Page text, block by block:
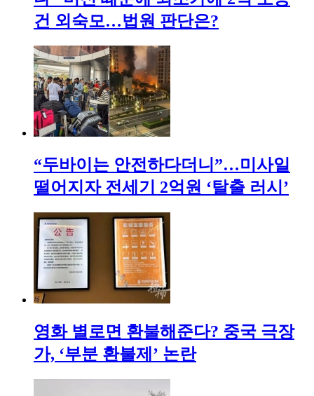
건 외숙모…법원 판단은?
“두바이는 안전하다더니”…미사일
떨어지자 전세기 2억원 ‘탈출 러시’
영화 별로면 환불해준다? 중국 극장
가, ‘부분 환불제’ 논란